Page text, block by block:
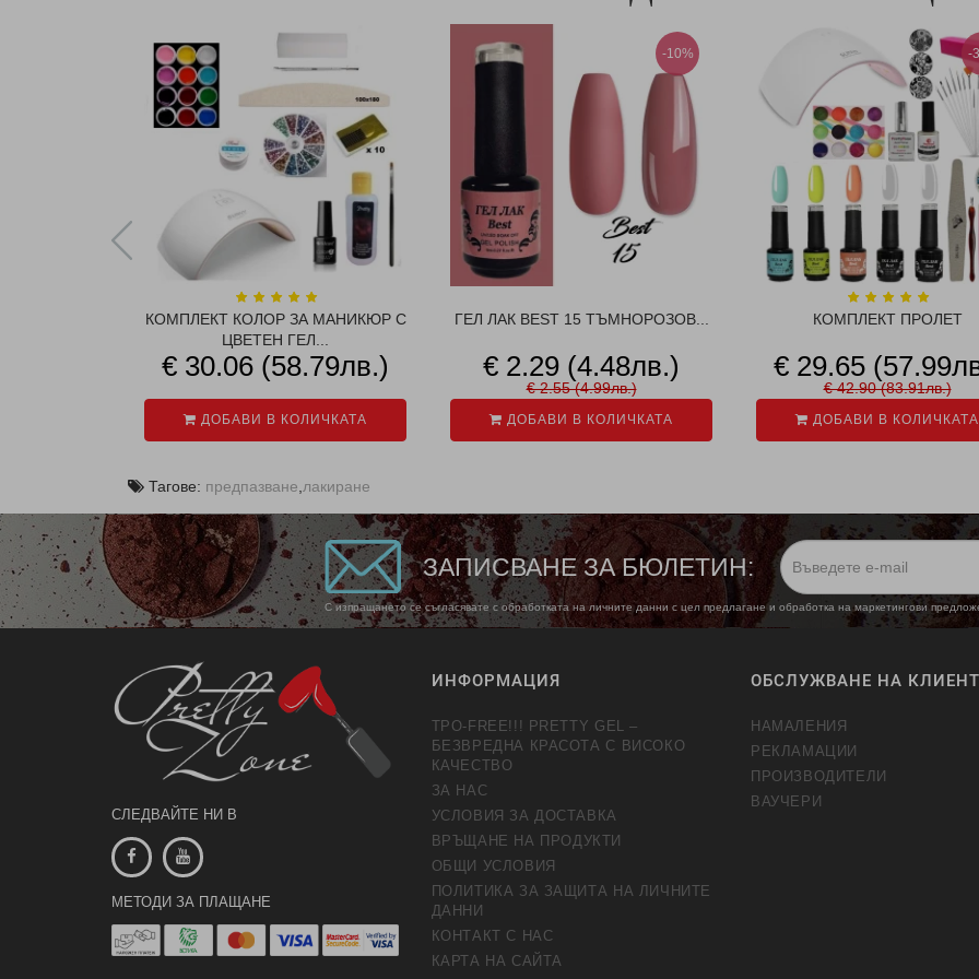
КОМПЛЕКТ КОЛОР ЗА МАНИКЮР С
ЦВЕТЕН ГЕЛ...
€ 30.06 (58.79лв.)
ДОБАВИ В КОЛИЧКАТА
-10%
ГЕЛ ЛАК BEST 15 ТЪМНОРОЗОВ...
€ 2.29 (4.48лв.)
€ 2.55 (4.99лв.)
ДОБАВИ В КОЛИЧКАТА
-
КОМПЛЕКТ ПРОЛЕТ
€ 29.65
€ 42.90 (83.91лв.)
ДОБАВИ В КОЛИЧКАТА
Тагове: предпазване лакиране
ЗАПИСВАНЕ ЗА БЮЛЕТИН:
С изпращането се съгласявате с обработката на личните данни с цел предлагане и обработка на маркетингови
СЛЕДВАЙТЕ НИ В
МЕТОДИ ЗА ПЛАЩАНЕ
ИНФОРМАЦИЯ
TPO-FREE!!! PRETTY GEL –
БЕЗВРЕДНА КРАСОТА С ВИСОКО
КАЧЕСТВО
ЗА НАС
УСЛОВИЯ ЗА ДОСТАВКА
ВРЪЩАНЕ НА ПРОДУКТИ
ОБЩИ УСЛОВИЯ
ПОЛИТИКА ЗА ЗАЩИТА НА ЛИЧНИТЕ
ДАННИ
КОНТАКТ С НАС
КАРТА НА САЙТА
ОБСЛУЖВАНЕ НА
НАМАЛЕНИЯ
РЕКЛАМАЦИИ
ПРОИЗВОДИТЕЛИ
ВАУЧЕРИ